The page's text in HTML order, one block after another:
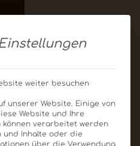
weiter besuchen
unserer Website. Einige von
Website und Ihre
können verarbeitet werden
und Inhalte oder die
über die Verwendung